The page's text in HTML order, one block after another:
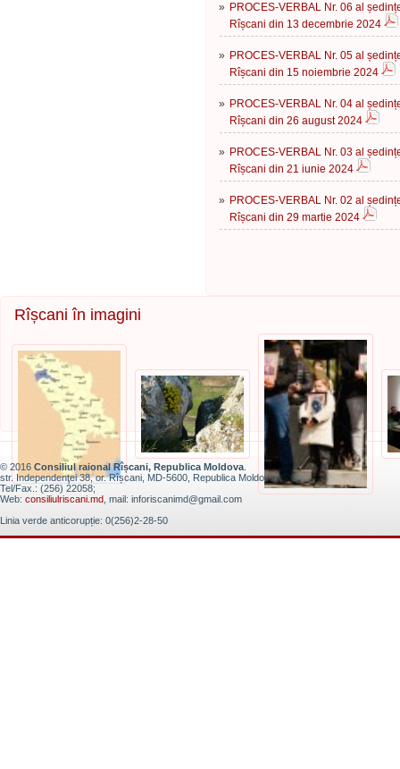
» PROCES-VERBAL Nr. 06 al
Rîșcani din 13 decembrie 2024
» PROCES-VERBAL Nr. 05 al
Rîșcani din 15 noiembrie 2024
» PROCES-VERBAL Nr. 04 al
Rîșcani din 26 august 2024
» PROCES-VERBAL Nr. 03 al
Rîșcani din 21 iunie 2024
» PROCES-VERBAL Nr. 02 al
Rîșcani din 29 martie 2024
Rîșcani în imagini
© 2016 Consiliul raional Rîșcani, Republica Moldova
str. Independenţei 38, or. Rîșcani, MD-5600, Republica Moldova
Tel/Fax.: (256) 22058;
Web: consiliulriscani.md , mail: inforiscanimd@gmail.com
Linia verde anticorupție: 0(256)2-28-50